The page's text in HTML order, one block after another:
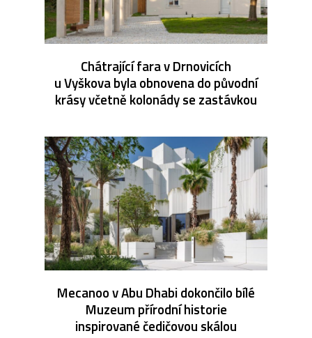
Chátrající fara v Drnovicích
u Vyškova byla obnovena do původní
krásy včetně kolonády se zastávkou
Mecanoo v Abu Dhabi dokončilo bílé
Muzeum přírodní historie
inspirované čedičovou skálou